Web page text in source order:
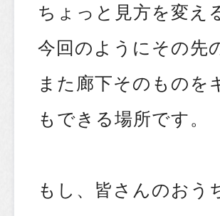
ちょっと見方を変え
今回のようにその先
また廊下そのもの
もできる場所です。
もし、皆さんのおう